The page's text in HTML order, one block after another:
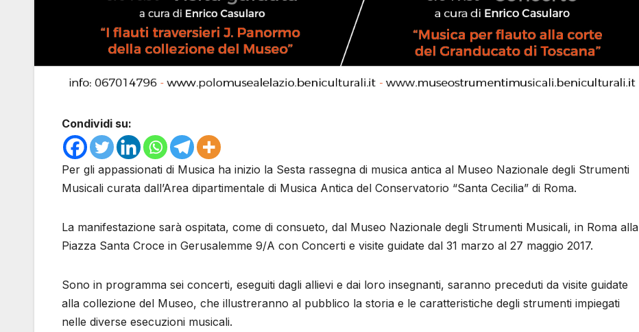
Condividi su:
Per gli appassionati di Musica ha inizio la Sesta rassegna di musica antica al Museo Nazionale degli Strumenti
Musicali curata dall’Area dipartimentale di Musica Antica del Conservatorio “Santa Cecilia” di Roma.
La manifestazione sarà ospitata, come di consueto, dal Museo Nazionale degli Strumenti Musicali, in Roma alla
Piazza Santa Croce in Gerusalemme 9/A con Concerti e visite guidate dal 31 marzo al 27 maggio 2017.
Sono in programma sei concerti, eseguiti dagli allievi e dai loro insegnanti, saranno preceduti da visite guidate
alla collezione del Museo, che illustreranno al pubblico la storia e le caratteristiche degli strumenti impiegati
nelle diverse esecuzioni musicali.